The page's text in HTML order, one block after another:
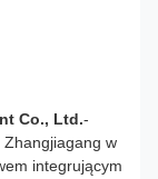
Co., Ltd.-
Zhangjiagang w
integrującym